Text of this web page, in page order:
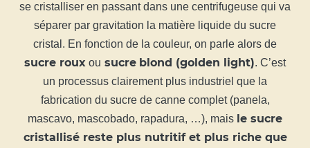
se cristalliser en passant dans une centrifugeuse qui va
séparer par gravitation la matière liquide du sucre
cristal. En fonction de la couleur, on parle alors de
sucre roux ou sucre blond (golden light). C’est
un processus clairement plus industriel que la
fabrication du sucre de canne complet (panela,
mascavo, mascobado, rapadura, …), mais le sucre
cristallisé reste plus nutritif et plus riche que